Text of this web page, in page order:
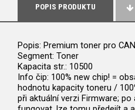
POPIS PRODUKTU
Popis: Premium toner pro
Segment: Toner
Kapacita str.: 10500
Info čip: 100% new chip! =
hodnotu kapacity toneru /
při aktuální verzi Firmware;